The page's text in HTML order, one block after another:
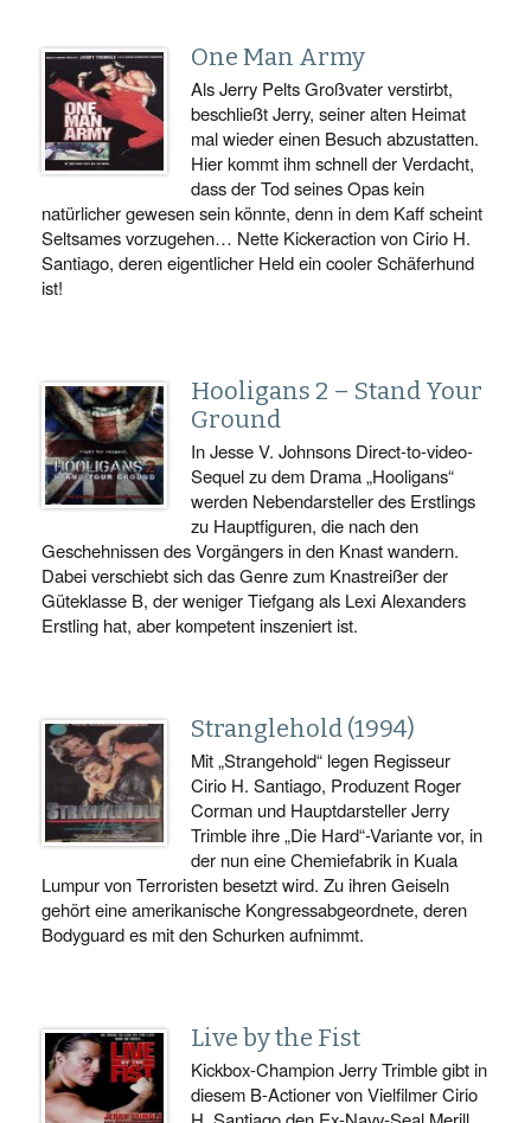
One Man Army
Als Jerry Pelts Großvater verstirbt,
beschließt Jerry, seiner alten Heimat
mal wieder einen Besuch abzustatten.
Hier kommt ihm schnell der Verdacht,
dass der Tod seines Opas kein
natürlicher gewesen sein könnte, denn in dem Kaff scheint
Seltsames vorzugehen… Nette Kickeraction von Cirio H.
Santiago, deren eigentlicher Held ein cooler Schäferhund
ist!
Hooligans 2 – Stand Your
Ground
In Jesse V. Johnsons Direct-to-video-
Sequel zu dem Drama „Hooligans“
werden Nebendarsteller des Erstlings
zu Hauptfiguren, die nach den
Geschehnissen des Vorgängers in den Knast wandern.
Dabei verschiebt sich das Genre zum Knastreißer der
Güteklasse B, der weniger Tiefgang als Lexi Alexanders
Erstling hat, aber kompetent inszeniert ist.
Stranglehold (1994)
Mit „Strangehold“ legen Regisseur
Cirio H. Santiago, Produzent Roger
Corman und Hauptdarsteller Jerry
Trimble ihre „Die Hard“-Variante vor, in
der nun eine Chemiefabrik in Kuala
Lumpur von Terroristen besetzt wird. Zu ihren Geiseln
gehört eine amerikanische Kongressabgeordnete, deren
Bodyguard es mit den Schurken aufnimmt.
Live by the Fist
Kickbox-Champion Jerry Trimble gibt in
diesem B-Actioner von Vielfilmer Cirio